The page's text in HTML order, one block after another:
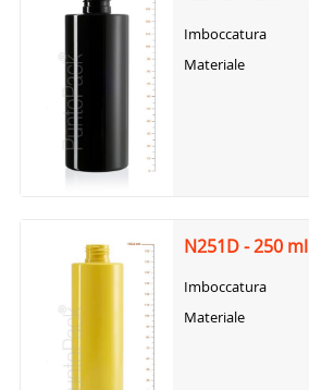
Imboccatura
Materiale
N251D - 250 ml
Imboccatura
Materiale